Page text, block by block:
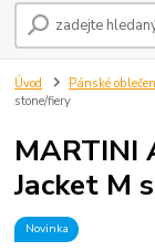
Úvod Pánské
stone/fiery
MARTINI
Jacket M
Novinka